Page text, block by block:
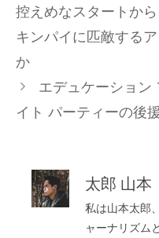
リ
ー
控えめなスタートか
キンパイに匹敵する
か
エデュケーション
イト パーティーの後
太郎 山本
私は山本太郎
ャーナリズム